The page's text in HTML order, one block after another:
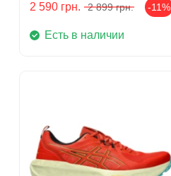
2 590 грн. 2 899 грн. -11%
Есть в наличии